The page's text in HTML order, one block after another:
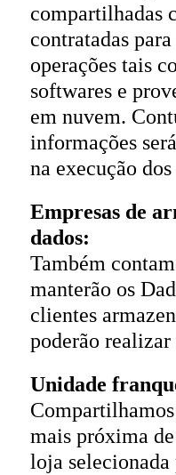
compartilhadas
contratadas
operações tais
softwares e
em nuvem.
informações
na execução
Empresas de
dados:
Também
manterão os
clientes
poderão realizar
Unidade
mais próxima
loja selecionada